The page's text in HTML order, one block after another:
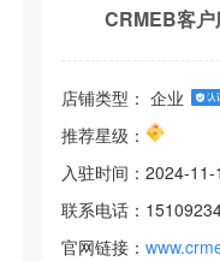
CRMEB客
店铺类型： 企业
推荐星级：
入驻时间： 2024-11-
联系电话：
官网链接：